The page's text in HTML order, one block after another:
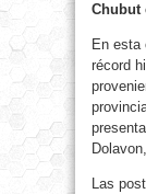
Chubut
En esta
récord
Las